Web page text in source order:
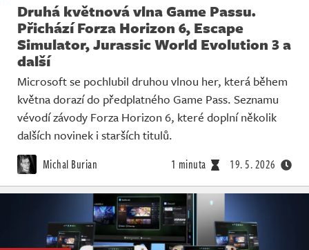
Druhá květnová vlna Game Passu.
Přichází Forza Horizon 6, Escape
Simulator, Jurassic World Evolution 3 a
další
Microsoft se pochlubil druhou vlnou her, která během
května dorazí do předplatného Game Pass. Seznamu
vévodí závody Forza Horizon 6, které doplní několik
dalších novinek i starších titulů.
Michal Burian 1 minuta 19. 5. 2026